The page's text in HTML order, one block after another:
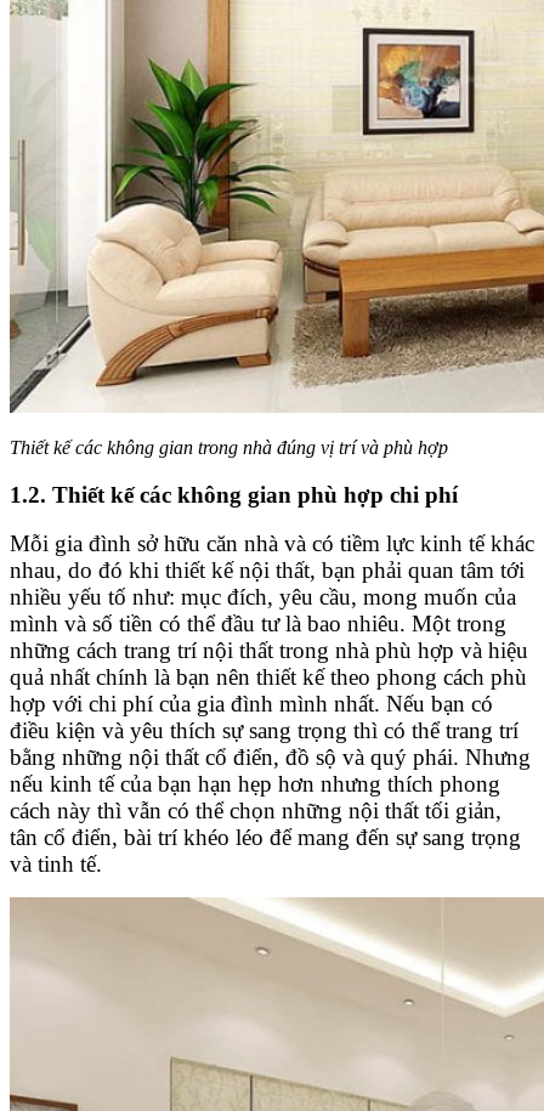
Thiết kế các không gian trong nhà đúng vị trí và phù hợp
1.2. Thiết kế các không gian phù hợp chi phí
Mỗi gia đình sở hữu căn nhà và có tiềm lực kinh tế khác
nhau, do đó khi thiết kế nội thất, bạn phải quan tâm tới
nhiều yếu tố như: mục đích, yêu cầu, mong muốn của
mình và số tiền có thể đầu tư là bao nhiêu. Một trong
những cách trang trí nội thất trong nhà phù hợp và hiệu
quả nhất chính là bạn nên thiết kế theo phong cách phù
hợp với chi phí của gia đình mình nhất. Nếu bạn có
điều kiện và yêu thích sự sang trọng thì có thể trang trí
bằng những nội thất cổ điển, đồ sộ và quý phái. Nhưng
nếu kinh tế của bạn hạn hẹp hơn nhưng thích phong
cách này thì vẫn có thể chọn những nội thất tối giản,
tân cổ điển, bài trí khéo léo để mang đến sự sang trọng
và tinh tế.